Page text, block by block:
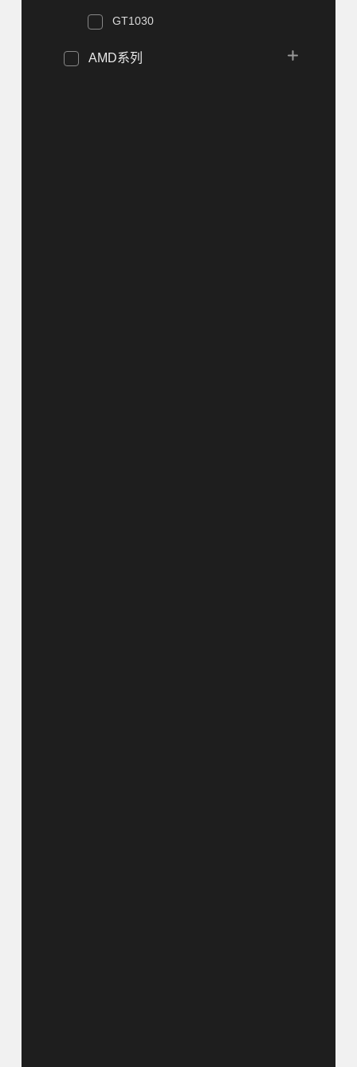
GT1030
AMD系列